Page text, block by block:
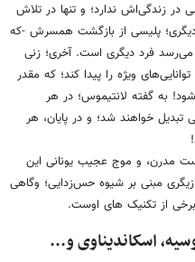
در زندگی‌اش ندارد؛ و تنها در تلاش
پلیسی از بازگشت همسرش -که
فرد دیگری است. آخری؛ زنی
ویژه را پیدا کند؛ که مقدر
به گفته لانتیموس؛ در هر
تبدیل خواهند شد؛ و در پایان، هر
مدرن، و موج عجیب یونانی این
مبنی بر شیوه حس‌زدایی؛ وگاهی
از تکنیک های اوست.
اسکاندیناوی و...